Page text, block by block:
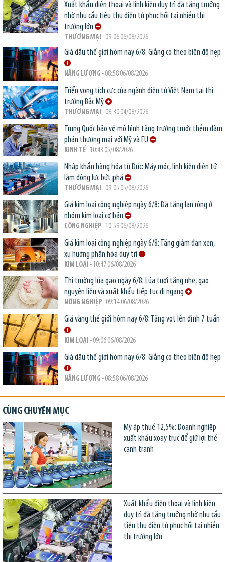
Xuất khẩu điện thoại và linh kiện duy trì đà tăng trưởng
nhờ nhu cầu tiêu thụ điện tử phục hồi tại nhiều thị
trường lớn
THƯƠNG MẠI - 09:06 06/08/2026
Giá dầu thế giới hôm nay 6/8: Giằng co theo biên độ hẹp
NĂNG LƯỢNG - 08:58 06/08/2026
Triển vọng tích cực của ngành điện tử Việt Nam tại thị
trường Bắc Mỹ
THƯƠNG MẠI - 08:30 04/08/2026
Trung Quốc bảo vệ mô hình tăng trưởng trước thềm đàm
phán thương mại với Mỹ và EU
KINH TẾ- 10:43 05/08/2026
Nhập khẩu hàng hóa từ Đức: Máy móc, linh kiện điện tử
làm động lực bứt phá
THƯƠNG MẠI - 09:05 05/08/2026
Giá kim loại công nghiệp ngày 6/8: Đà tăng lan rộng ở
nhóm kim loại cơ bản
CÔNG NGHIỆP- 10:59 06/08/2026
Giá kim loại công nghiệp ngày 6/8: Tăng giảm đan xen,
xu hướng phân hóa duy trì
KIM LOẠI - 10:47 06/08/2026
Thị trường lúa gạo ngày 6/8: Lúa tươi tăng nhẹ, gạo
nguyên liệu và xuất khẩu tiếp tục đi ngang
NÔNG NGHIỆP- 09:14 06/08/2026
Giá vàng thế giới hôm nay 6/8: Tăng vọt lên đỉnh 7 tuần
KIM LOẠI - 09:06 06/08/2026
Giá dầu thế giới hôm nay 6/8: Giằng co theo biên độ hẹp
NĂNG LƯỢNG - 08:58 06/08/2026
CÙNG CHUYÊN MỤC
Mỹ áp thuế 12,5%: Doanh nghiệp
xuất khẩu xoay trục để giữ lợi thế
cạnh tranh
Xuất khẩu điện thoại và linh kiện
duy trì đà tăng trưởng nhờ nhu cầu
tiêu thụ điện tử phục hồi tại nhiều
thị trường lớn